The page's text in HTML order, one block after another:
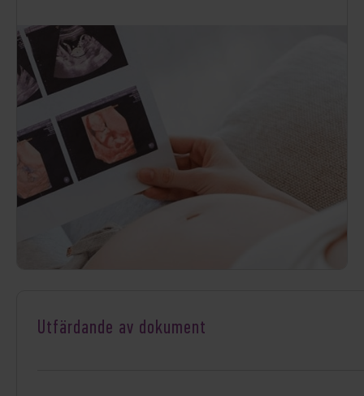
Utfärdande av dokument